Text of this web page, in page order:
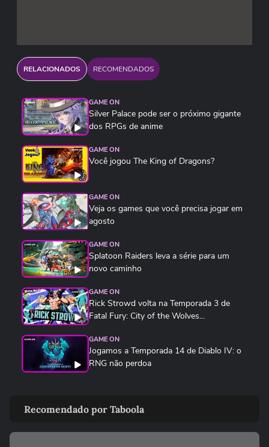
RELACIONADOS RECOMENDADOS
GAME ON
Silver Palace pode ser o próximo gigante
dos RPGs de anime
GAME ON
Você jogou The King of Dragons?
GAME ON
Veja os games que você precisa jogar em
agosto
GAME ON
Splatoon Raiders leva a série para um
novo caminho
GAME ON
Rick Strowd volta na Temporada 3 de
Fatal Fury: City of the Wolves...
GAME ON
Jogamos a Temporada 14 de Diablo IV: o
RNG não perdoa
esquecido de 1996
GAME ON
Recomendado por Taboola